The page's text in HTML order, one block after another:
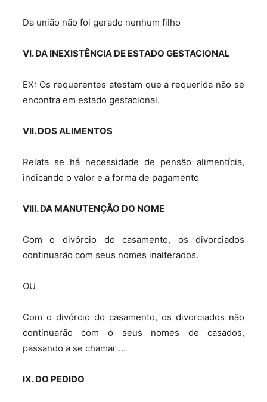
Da união não foi gerado nenhum filho
VI. DA INEXISTÊNCIA DE ESTADO GESTACIONAL
EX: Os requerentes atestam que a requerida não se
encontra em estado gestacional.
VII. DOS ALIMENTOS
Relata se há necessidade de pensão alimentícia,
indicando o valor e a forma de pagamento
VIII. DA MANUTENÇÃO DO NOME
Com o divórcio do casamento, os divorciados
continuarão com seus nomes inalterados.
OU
Com o divórcio do casamento, os divorciados não
continuarão com o seus nomes de casados,
passando a se chamar …
IX. DO PEDIDO